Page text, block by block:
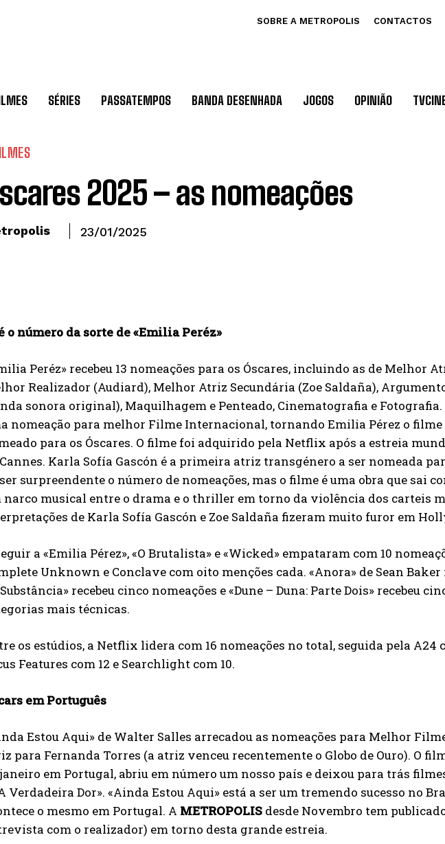
SOBRE A METROPOLIS CONTACTOS
SÉRIES PASSATEMPOS BANDA DESENHADA JOGOS OPINIÃO
2025 – as nomeações
23/01/2025
o número da sorte de «Emilia Peréz»
Peréz» recebeu 13 nomeações para os Óscares, incluindo as de Melhor
Realizador (Audiard), Melhor Atriz Secundária (Zoe Saldaña),
sonora original), Maquilhagem e Penteado, Cinematografia e
nomeação para melhor Filme Internacional, tornando Emilia Pérez o
para os Óscares. O filme foi adquirido pela Netflix após a estreia
Karla Sofía Gascón é a primeira atriz transgénero a ser nomeada
surpreendente o número de nomeações, mas o filme é uma obra que sai
narco musical entre o drama e o thriller em torno da violência dos carteis
de Karla Sofía Gascón e Zoe Saldaña fizeram muito furor em
a «Emilia Pérez», «O Brutalista» e «Wicked» empataram com 10
Unknown e Conclave com oito menções cada. «Anora» de Sean Baker
recebeu cinco nomeações e «Dune – Duna: Parte Dois» recebeu
mais técnicas.
os estúdios, a Netflix lidera com 16 nomeações no total, seguida pela A24
Features com 12 e Searchlight com 10.
em Português
Estou Aqui» de Walter Salles arrecadou as nomeações para Melhor
para Fernanda Torres (a atriz venceu recentemente o Globo de Ouro). O
em Portugal, abriu em número um nosso país e deixou para trás
Verdadeira Dor». «Ainda Estou Aqui» está a ser um tremendo sucesso no
o mesmo em Portugal. A METROPOLIS desde Novembro tem
com o realizador) em torno desta grande estreia.